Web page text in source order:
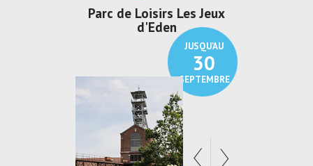
SEPTEMBRE
Parc de Loisirs Les Jeux
Exposition "Lucien
Au pays du